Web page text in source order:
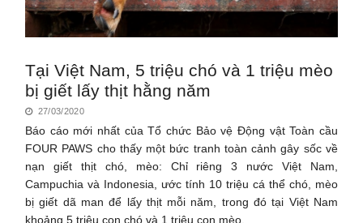
Tại Việt Nam, 5 triệu chó và 1 triệu mèo
bị giết lấy thịt hằng năm
27/03/2020
Báo cáo mới nhất của Tổ chức Bảo vệ Động vật Toàn cầu
FOUR PAWS cho thấy một bức tranh toàn cảnh gây sốc về
nạn giết thịt chó, mèo: Chỉ riêng 3 nước Việt Nam,
Campuchia và Indonesia, ước tính 10 triệu cá thể chó, mèo
bị giết dã man để lấy thịt mỗi năm, trong đó tại Việt Nam
khoảng 5 triệu con chó và 1 triệu con mèo.